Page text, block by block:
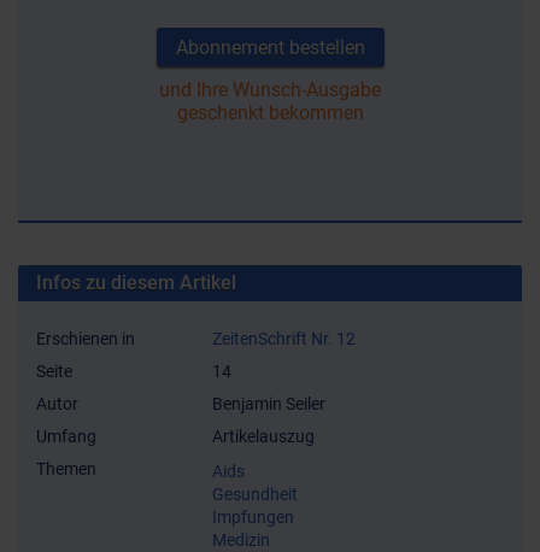
Abonnement bestellen
und Ihre Wunsch-Ausgabe
geschenkt bekommen
Infos zu diesem Artikel
Erschienen in
ZeitenSchrift Nr. 12
Seite
14
Autor
Benjamin Seiler
Umfang
Artikelauszug
Themen
Aids
Gesundheit
Impfungen
Medizin